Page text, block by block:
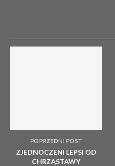
POPRZEDNI POST
ZJEDNOCZENI LEPSI OD
CHRZĄSTAWY